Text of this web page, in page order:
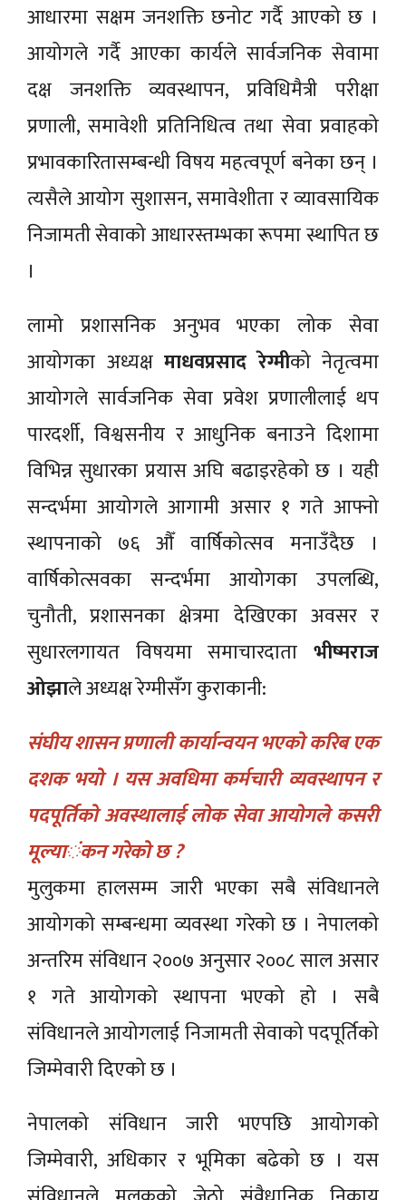
आधारमा सक्षम जनशक्ति छनोट गर्दै आएको छ ।
आयोगले गर्दै आएका कार्यले सार्वजनिक सेवामा
दक्ष जनशक्ति व्यवस्थापन, प्रविधिमैत्री परीक्षा
प्रणाली, समावेशी प्रतिनिधित्व तथा सेवा प्रवाहको
प्रभावकारितासम्बन्धी विषय महत्वपूर्ण बनेका छन् ।
त्यसैले आयोग सुशासन, समावेशीता र व्यावसायिक
निजामती सेवाको आधारस्तम्भका रूपमा स्थापित छ
।
लामो प्रशासनिक अनुभव भएका लोक सेवा
आयोगका अध्यक्ष माधवप्रसाद रेग्मीको नेतृत्वमा
आयोगले सार्वजनिक सेवा प्रवेश प्रणालीलाई थप
पारदर्शी, विश्वसनीय र आधुनिक बनाउने दिशामा
विभिन्न सुधारका प्रयास अघि बढाइरहेको छ । यही
सन्दर्भमा आयोगले आगामी असार १ गते आफ्नो
स्थापनाको ७६ औँ वार्षिकोत्सव मनाउँदैछ ।
वार्षिकोत्सवका सन्दर्भमा आयोगका उपलब्धि,
चुनौती, प्रशासनका क्षेत्रमा देखिएका अवसर र
सुधारलगायत विषयमा समाचारदाता भीष्मराज
ओझाले अध्यक्ष रेग्मीसँग कुराकानी:
संघीय शासन प्रणाली कार्यान्वयन भएको करिब एक
दशक भयो । यस अवधिमा कर्मचारी व्यवस्थापन र
पदपूर्तिको अवस्थालाई लोक सेवा आयोगले कसरी
मूल्या‌‌ंकन गरेको छ ?
मुलुकमा हालसम्म जारी भएका सबै संविधानले
आयोगको सम्बन्धमा व्यवस्था गरेको छ । नेपालको
अन्तरिम संविधान २००७ अनुसार २००८ साल असार
१ गते आयोगको स्थापना भएको हो । सबै
संविधानले आयोगलाई निजामती सेवाको पदपूर्तिको
जिम्मेवारी दिएको छ ।
नेपालको संविधान जारी भएपछि आयोगको
जिम्मेवारी, अधिकार र भूमिका बढेको छ । यस